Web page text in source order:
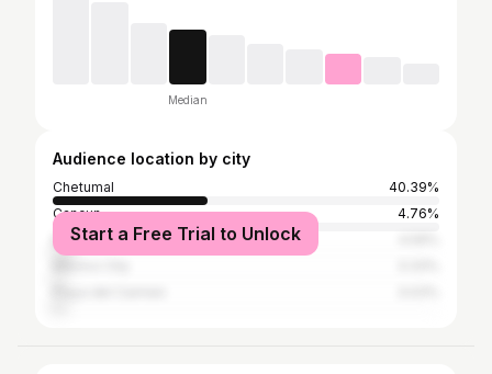
Median
Audience location by city
Chetumal
40.39%
Cancun
4.76%
Mérida
Start a Free Trial to Unlock